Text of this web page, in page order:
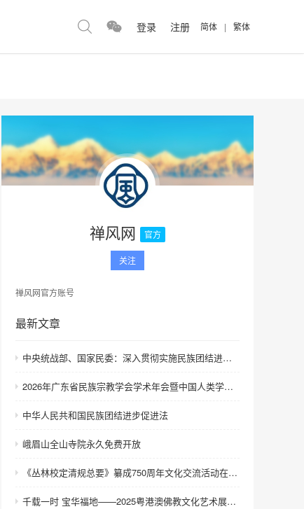
登录 注册 简体 | 繁体
禅风网 官方
关注
禅风网官方账号
最新文章
中央统战部、国家民委：深入贯彻实施民族团结进步促进法 进一步增强中华民族凝聚力向心力
2026年广东省民族宗教学会学术年会暨中国人类学民族学研究会城市民族工作研究专业委员会更名会议在深圳召开
中华人民共和国民族团结进步促进法
峨眉山全山寺院永久免费开放
《丛林校定清规总要》纂成750周年文化交流活动在浙江金华举行
千载一时 宝华福地——2025粤港澳佛教文化艺术展在港澳成功举办